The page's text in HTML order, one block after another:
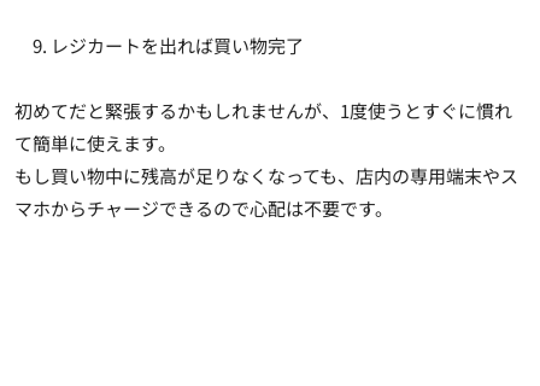
レジカートを出れば買い物完了
初めてだと緊張するかもしれませんが、1度使うとすぐに慣れ
て簡単に使えます。
もし買い物中に残高が足りなくなっても、店内の専用端末やス
マホからチャージできるので心配は不要です。